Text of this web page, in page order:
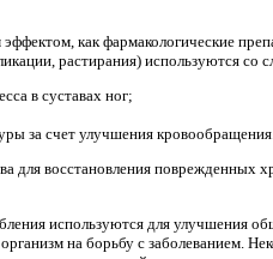
как фармакологические
растирания) используются со
в суставах ног;
за счет улучшения кровообращения.
для восстановления поврежденных
используются для улучшения
на борьбу с заболеванием.